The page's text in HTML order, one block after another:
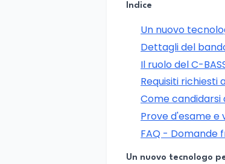
Indice
Un nuovo
Dettagli del
Il ruolo del C-
Requisiti richiesti
Come candidarsi
Prove d'esame e
FAQ - Domande
Un nuovo tecnologo